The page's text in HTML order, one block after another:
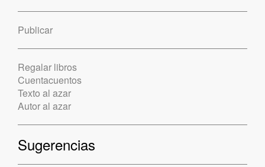
Publicar
Regalar libros
Cuentacuentos
Texto al azar
Autor al azar
Sugerencias